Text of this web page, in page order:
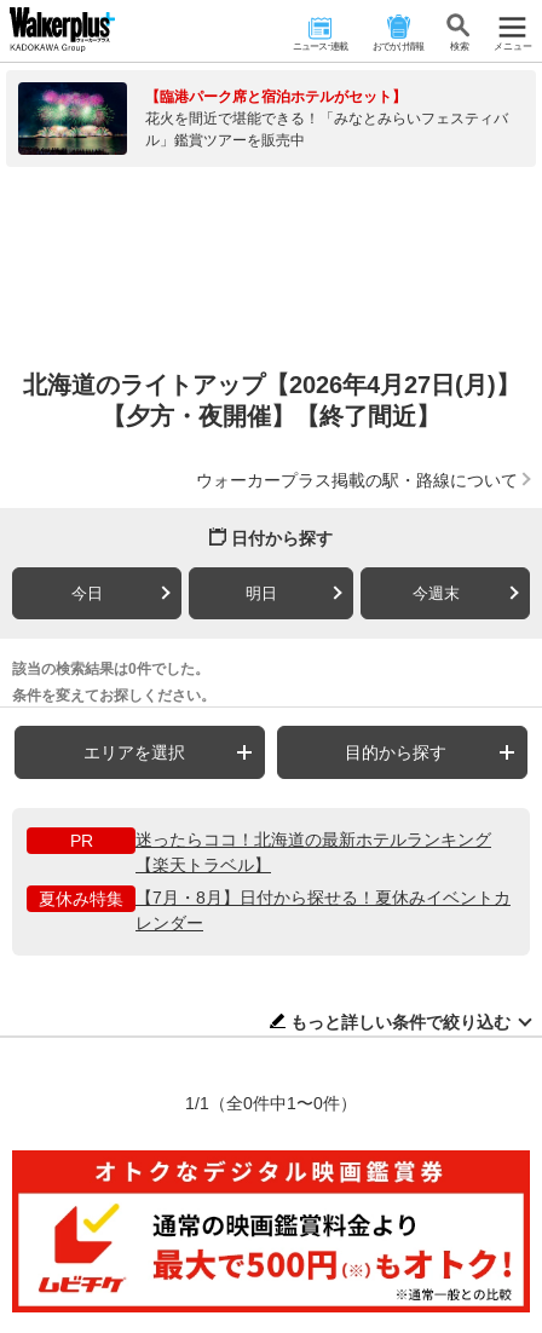
ニュース･連載 おでかけ情報 検 索 メニュー
【臨港パーク席と宿泊ホテルがセット】
花火を間近で堪能できる！「みなとみらいフェスティバ
ル」鑑賞ツアーを販売中
北海道のライトアップ【2026年4月27日(月)】
【夕方・夜開催】【終了間近】
ウォーカープラス掲載の駅・路線について
日付から探す
今日 明日 今週末
該当の検索結果は0件でした。
条件を変えてお探しください。
エリアを選択 目的から探す
PR
迷ったらココ！北海道の最新ホテルランキング
【楽天トラベル】
夏休み特集
【7月・8月】日付から探せる！夏休みイベントカ
レンダー
もっと詳しい条件で絞り込む
1/1 （全0件中1〜0件）